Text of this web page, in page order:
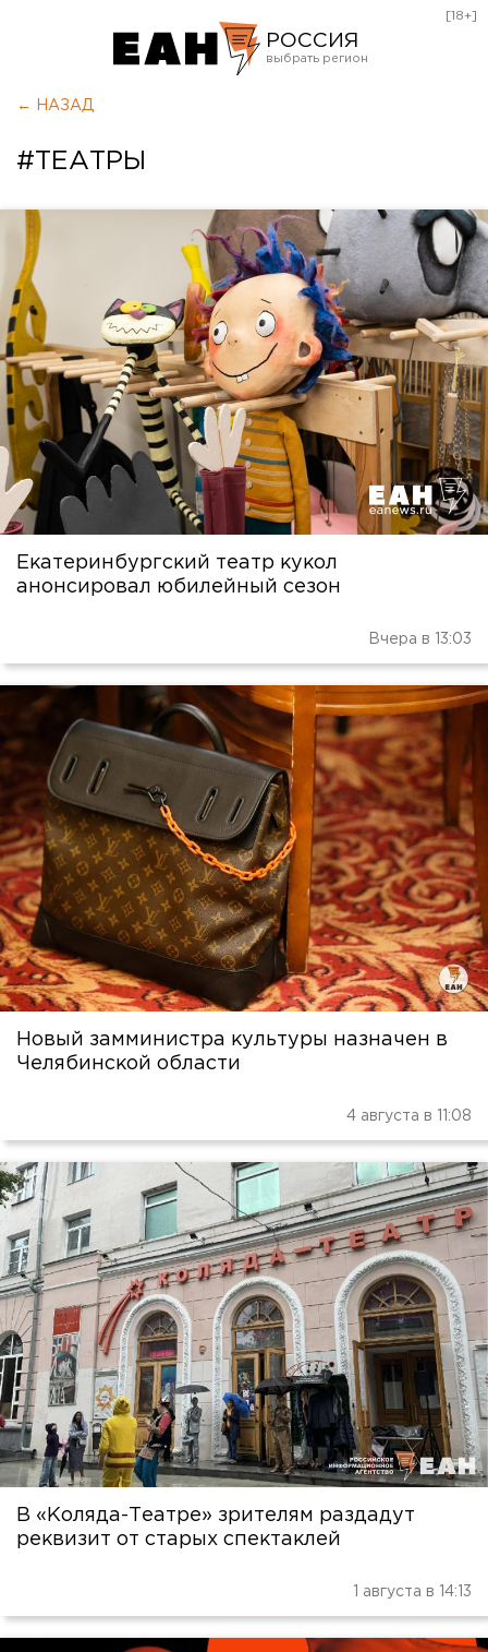
РОССИЯ
Оренбург
[18+]
← НАЗАД
#ТЕАТРЫ
Екатеринбургский театр кукол
анонсировал юбилейный сезон
Вчера в 13:03
Новый замминистра культуры назначен в
Челябинской области
4 августа в 11:08
В «Коляда-Театре» зрителям раздадут
реквизит от старых спектаклей
1 августа в 14:13